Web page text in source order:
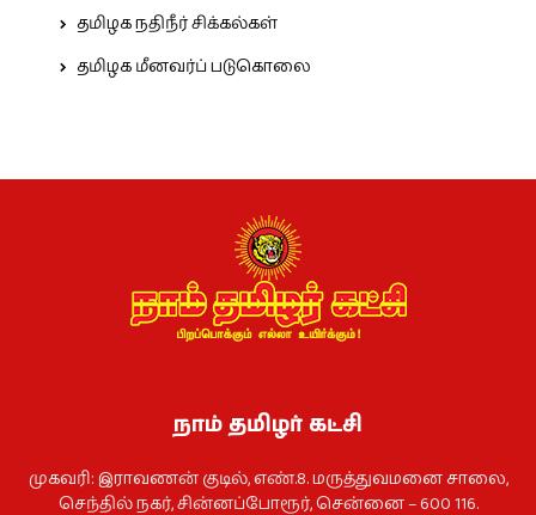
தமிழக நதிநீர் சிக்கல்கள்
தமிழக மீனவர்ப் படுகொலை
நாம் தமிழர் கட்சி
முகவரி: இராவணன் குடில், எண்.8. மருத்துவமனை சாலை,
செந்தில் நகர், சின்னப்போரூர், சென்னை – 600 116.